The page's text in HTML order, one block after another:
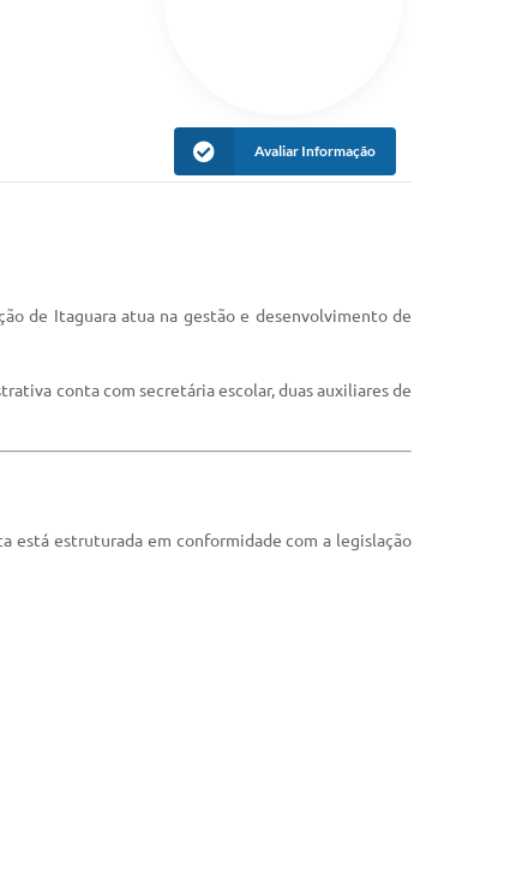
Avaliar Informação
de Itaguara atua na gestão e desenvolvimento de
conta com secretária escolar, duas auxiliares de
está estruturada em conformidade com a legislação